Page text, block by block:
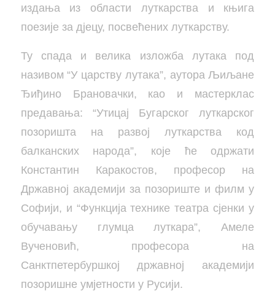
издања из области луткарства и књига
поезије за дјецу, посвећених луткарству.
Ту спада и велика изложба лутака под
називом “У царству лутака”, аутора Љиљане
Ђиђино Брановачки, као и мастерклас
предавања: “Утицај Бугарског луткарског
позоришта на развој луткарства код
балканских народа”, које ће одржати
Константин Каракостов, професор на
Државној академији за позориште и филм у
Софији, и “Функција технике театра сјенки у
обучавању глумца луткара”, Амеле
Вученовић, професора на
Санктпетербуршкој државној академији
позоришне умјетности у Русији.